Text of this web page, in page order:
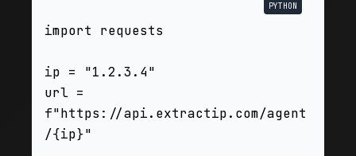
import requests
ip = "1.2.3.4"
url =
f"https://api.extractip.com/agent
/{ip}"